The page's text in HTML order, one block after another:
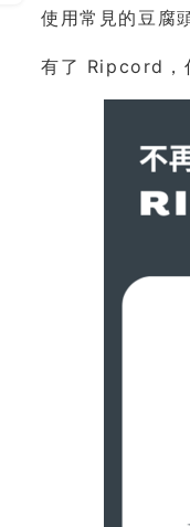
使用常見的豆腐
有了 Ripcord，